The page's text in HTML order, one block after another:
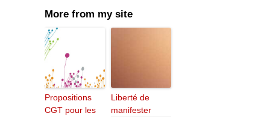
More from my site
Propositions
CGT pour les
Liberté de
manifester